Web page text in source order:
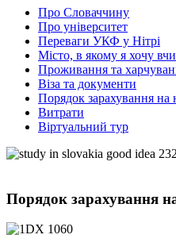
Про Словаччину
Про університет
Переваги УКФ у Нітрі
Місто, в якому я хочу
Проживання та
Віза та документи
Порядок зарахування на
Витрати
Віртуальний тур
Порядок зарахування